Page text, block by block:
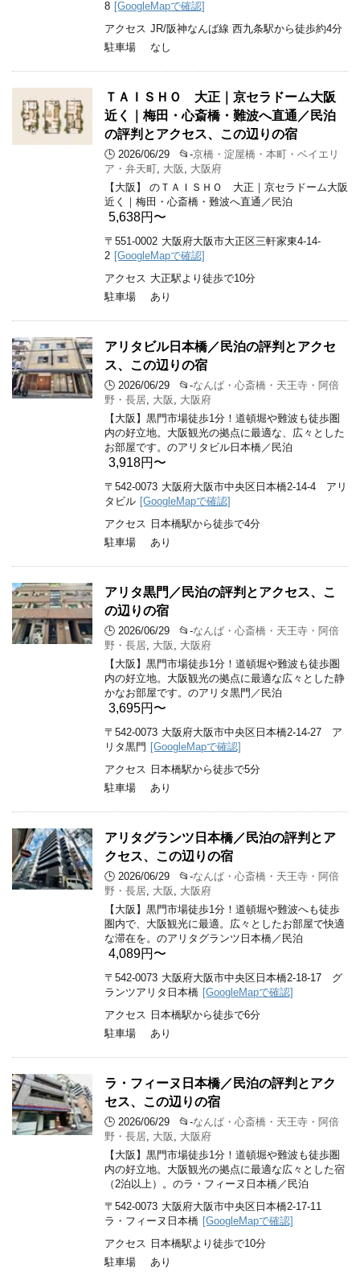
8 [GoogleMapで確認]
アクセス JR/阪神なんば線 西九条駅から徒歩約4分
駐車場
なし
ＴＡＩＳＨＯ 大正｜京セラドーム大阪
近く｜梅田・心斎橋・難波へ直通／民泊
の評判とアクセス、この辺りの宿
🕒 2026/06/29 📂-京橋・淀屋橋・本町・ベイエリ
ア・弁天町, 大阪 , 大阪府
【大阪】 のＴＡＩＳＨＯ 大正｜京セラドーム大阪
近く｜梅田・心斎橋・難波へ直通／民泊
5,638円〜
〒551-0002 大阪府大阪市大正区三軒家東4-14-
2 [GoogleMapで確認]
アクセス 大正駅より徒歩で10分
駐車場
あり
アリタビル日本橋／民泊の評判とアクセ
ス、この辺りの宿
🕒 2026/06/29 📂-なんば・心斎橋・天王寺・阿倍
野・長居, 大阪 , 大阪府
【大阪】黒門市場徒歩1分！道頓堀や難波も徒歩圏
内の好立地。大阪観光の拠点に最適な、広々とした
お部屋です。のアリタビル日本橋／民泊
3,918円〜
〒542-0073 大阪府大阪市中央区日本橋2-14-4 アリ
タビル [GoogleMapで確認]
アクセス 日本橋駅から徒歩で4分
駐車場
あり
アリタ黒門／民泊の評判とアクセス、こ
の辺りの宿
🕒 2026/06/29 📂-なんば・心斎橋・天王寺・阿倍
野・長居, 大阪 , 大阪府
【大阪】黒門市場徒歩1分！道頓堀や難波も徒歩圏
内の好立地。大阪観光の拠点に最適な広々とした静
かなお部屋です。のアリタ黒門／民泊
3,695円〜
〒542-0073 大阪府大阪市中央区日本橋2-14-27 ア
リタ黒門 [GoogleMapで確認]
アクセス 日本橋駅から徒歩で5分
駐車場
あり
アリタグランツ日本橋／民泊の評判とア
クセス、この辺りの宿
🕒 2026/06/29 📂-なんば・心斎橋・天王寺・阿倍
野・長居, 大阪 , 大阪府
【大阪】黒門市場徒歩1分！道頓堀や難波へも徒歩
圏内で、大阪観光に最適。広々としたお部屋で快適
な滞在を。のアリタグランツ日本橋／民泊
4,089円〜
〒542-0073 大阪府大阪市中央区日本橋2-18-17 グ
ランツアリタ日本橋 [GoogleMapで確認]
アクセス 日本橋駅から徒歩で6分
駐車場
あり
ラ・フィーヌ日本橋／民泊の評判とアク
セス、この辺りの宿
🕒 2026/06/29 📂-なんば・心斎橋・天王寺・阿倍
野・長居, 大阪 , 大阪府
【大阪】黒門市場徒歩1分！道頓堀や難波も徒歩圏
内の好立地。大阪観光の拠点に最適な広々とした宿
（2泊以上）。のラ・フィーヌ日本橋／民泊
〒542-0073 大阪府大阪市中央区日本橋2-17-11
ラ・フィーヌ日本橋 [GoogleMapで確認]
アクセス 日本橋駅より徒歩で10分
駐車場
あり